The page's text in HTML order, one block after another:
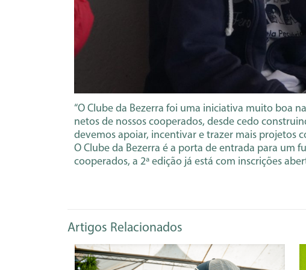
“O Clube da Bezerra foi uma iniciativa muito boa
netos de nossos cooperados, desde cedo
devemos apoiar, incentivar e trazer mais projetos
O Clube da Bezerra é a porta de entrada para um
cooperados, a 2ª edição já está com inscrições
Artigos Relacionados